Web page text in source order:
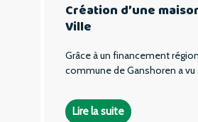
Création d’une
Ville
Grâce à un financement
commune de Ganshoren a
Lire la suite